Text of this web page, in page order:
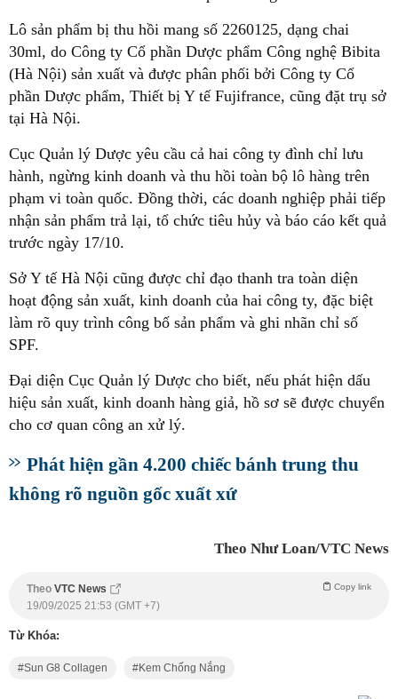
Lô sản phẩm bị thu hồi mang số 2260125, dạng chai
30ml, do Công ty Cổ phần Dược phẩm Công nghệ Bibita
(Hà Nội) sản xuất và được phân phối bởi Công ty Cổ
phần Dược phẩm, Thiết bị Y tế Fujifrance, cũng đặt trụ sở
tại Hà Nội.
Cục Quản lý Dược yêu cầu cả hai công ty đình chỉ lưu
hành, ngừng kinh doanh và thu hồi toàn bộ lô hàng trên
phạm vi toàn quốc. Đồng thời, các doanh nghiệp phải tiếp
nhận sản phẩm trả lại, tổ chức tiêu hủy và báo cáo kết quả
trước ngày 17/10.
Sở Y tế Hà Nội cũng được chỉ đạo thanh tra toàn diện
hoạt động sản xuất, kinh doanh của hai công ty, đặc biệt
làm rõ quy trình công bố sản phẩm và ghi nhãn chỉ số
SPF.
Đại diện Cục Quản lý Dược cho biết, nếu phát hiện dấu
hiệu sản xuất, kinh doanh hàng giả, hồ sơ sẽ được chuyển
cho cơ quan công an xử lý.
Phát hiện gần 4.200 chiếc bánh trung thu
không rõ nguồn gốc xuất xứ
Theo Như Loan/VTC News
Theo VTC News Copy link
19/09/2025 21:53 (GMT +7)
Từ Khóa:
Sun G8 Collagen Kem Chống Nắng